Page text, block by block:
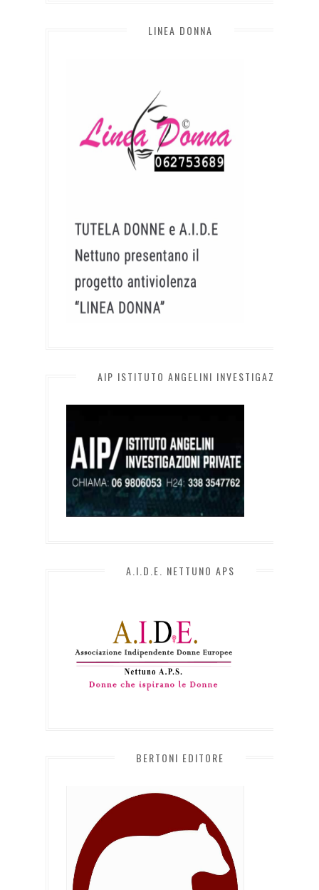
LINEA DONNA
AIP ISTITUTO ANGELINI INVESTIGAZIONI
A.I.D.E. NETTUNO APS
BERTONI EDITORE